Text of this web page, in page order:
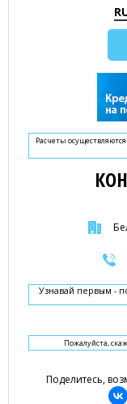
Расчеты осуществляются
Узнавай первым -
Пожалуйста,
Поделитесь,